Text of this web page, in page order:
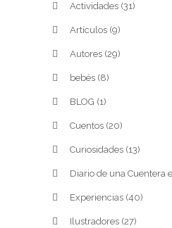
Actividades (31)
Artículos (9)
Autores (29)
bebés (8)
BLOG (1)
Cuentos (20)
Curiosidades (13)
Diario de una Cuentera
Experiencias (40)
Ilustradores (27)